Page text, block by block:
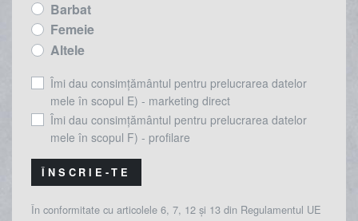
Barbat
Femeie
Altele
Îmi dau consimțământul pentru prelucrarea datelor
mele în scopul E) - marketing direct
Îmi dau consimțământul pentru prelucrarea datelor
mele în scopul F) - profilare
ÎNSCRIE-TE
În conformitate cu articolele 6, 7, 12 și 13 din Regulamentul UE